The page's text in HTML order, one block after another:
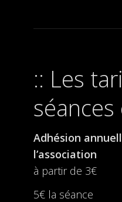
Les
Adhésion
l’association
à partir de 3€
5€ la séance